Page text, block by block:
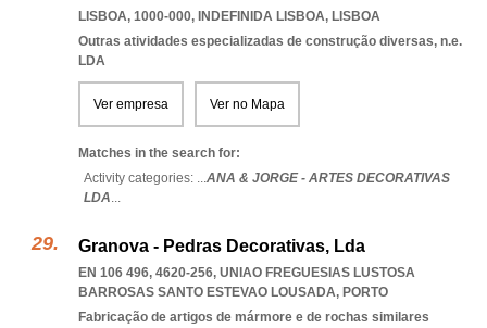
LISBOA, 1000-000, INDEFINIDA LISBOA, LISBOA
Outras atividades especializadas de construção diversas, n.e.
LDA
Ver empresa Ver no Mapa
Matches in the search for:
Activity categories: ...ANA & JORGE - ARTES DECORATIVAS
LDA...
Granova - Pedras Decorativas, Lda
EN 106 496, 4620-256, UNIAO FREGUESIAS LUSTOSA
BARROSAS SANTO ESTEVAO LOUSADA, PORTO
Fabricação de artigos de mármore e de rochas similares